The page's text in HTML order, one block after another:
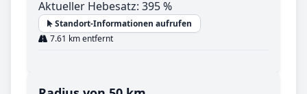
Aktueller Hebesatz: 395 %
Standort-Informationen aufrufen
7.61 km entfernt